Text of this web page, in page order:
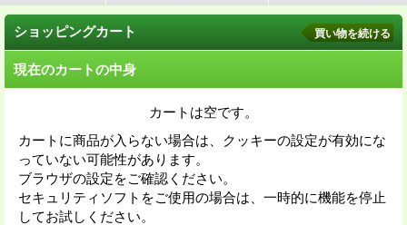
ショッピングカート 買い物を続ける
現在のカートの中身
カートは空です。
カートに商品が入らない場合は、クッキーの設定が有効にな
っていない可能性があります。
ブラウザの設定をご確認ください。
セキュリティソフトをご使用の場合は、一時的に機能を停止
してお試しください。